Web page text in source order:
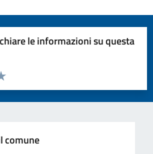
le informazioni su questa
pagina
5 stelle su 5
4 stelle su 5
su 5
su 5
5
comune